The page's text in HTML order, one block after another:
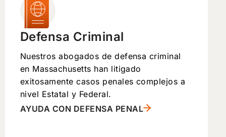
Defensa Criminal
Nuestros abogados de defensa criminal
en Massachusetts han litigado
exitosamente casos penales complejos a
nivel Estatal y Federal.
AYUDA CON DEFENSA PENAL